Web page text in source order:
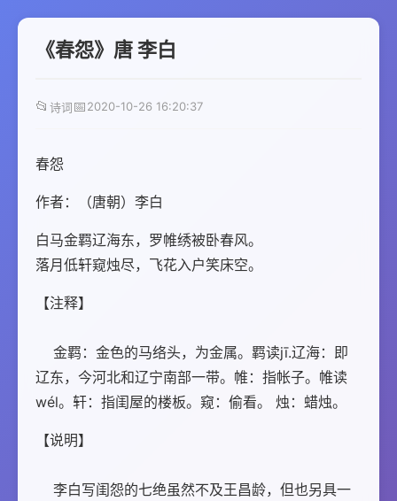
《春怨》唐 李白
📂 诗词📅2020-10-26 16:20:37
春怨
作者：（唐朝）李白
白马金羁辽海东，罗帷绣被卧春风。
落月低轩窥烛尽，飞花入户笑床空。
【注释】
辽东，今河北和辽宁南部一带。帷：指帐子。帷读
wél。轩：指闺屋的楼板。窥：偷看。 烛：蜡烛。
【说明】